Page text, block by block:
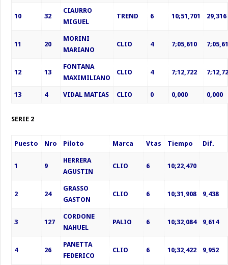
10 32
CIAURRO
MIGUEL
TREND 6 10;51,701 29,316
11 20
MORINI
MARIANO
CLIO 4 7;05,610
12 13
FONTANA
MAXIMILIANO
CLIO 4 7;12,722
13 4 VIDAL MATIAS CLIO 0 0,000 0,000
SERIE 2
Puesto Nro Piloto Marca Vtas Tiempo Dif.
1 9
HERRERA
AGUSTIN
CLIO 6 10;22,470
2 24
GRASSO
GASTON
CLIO 6 10;31,908 9,438
3 127
CORDONE
NAHUEL
PALIO 6 10;32,084 9,614
4 26
PANETTA
FEDERICO
CLIO 6 10;32,422 9,952